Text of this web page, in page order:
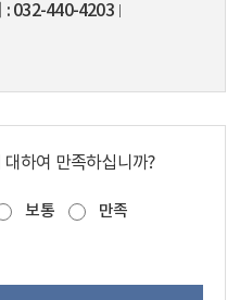
032-440-4203
하여 만족하십니까?
보통
만족